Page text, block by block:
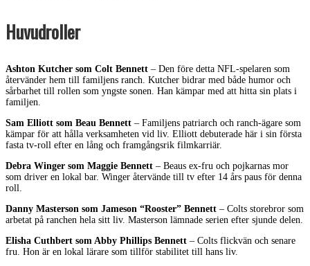
Huvudroller
Ashton Kutcher som Colt Bennett – Den före detta NFL-spelaren som
återvänder hem till familjens ranch. Kutcher bidrar med både humor och
sårbarhet till rollen som yngste sonen. Han kämpar med att hitta sin plats i
familjen.
Sam Elliott som Beau Bennett – Familjens patriarch och ranch-ägare som
kämpar för att hålla verksamheten vid liv. Elliott debuterade här i sin första
fasta tv-roll efter en lång och framgångsrik filmkarriär.
Debra Winger som Maggie Bennett – Beaus ex-fru och pojkarnas mor
som driver en lokal bar. Winger återvände till tv efter 14 års paus för denna
roll.
Danny Masterson som Jameson “Rooster” Bennett – Colts storebror som
arbetat på ranchen hela sitt liv. Masterson lämnade serien efter sjunde delen.
Elisha Cuthbert som Abby Phillips Bennett – Colts flickvän och senare
fru. Hon är en lokal lärare som tillför stabilitet till hans liv.